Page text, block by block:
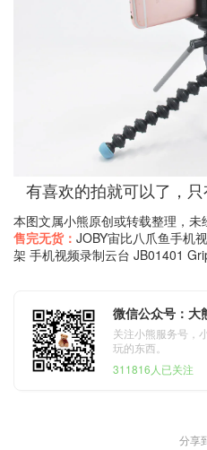
有喜欢的拍就可以了，只
本图文属小熊原创或转载整理，
售完无货： JOBY宙比八爪鱼手机
架 手机视频录制云台 JB01401
微信公众号：大
关注小熊服务号，
玩的东西。
311816人已关注
分享